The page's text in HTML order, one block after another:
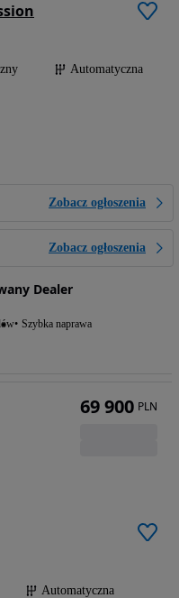
Automatyczna
Zobacz ogłoszenia
Zobacz ogłoszenia
Dealer
Szybka naprawa
Automatyczna
69 900 PLN